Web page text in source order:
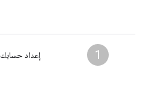
1 إعداد حسابك